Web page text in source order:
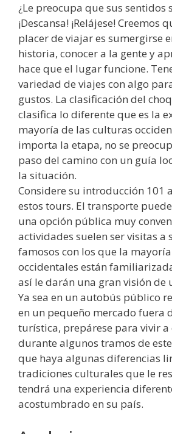
¿Le preocupa que sus sentidos
¡Descansa! ¡Relájese! Creemos
placer de viajar es sumergirse
historia, conocer a la gente y
hace que el lugar funcione.
variedad de viajes con algo
gustos. La clasificación del
clasifica lo diferente que es la
mayoría de las culturas
importa la etapa, no se
paso del camino con un guía
la situación.
Considere su introducción 101
estos tours. El transporte
una opción pública muy
actividades suelen ser visitas a
famosos con los que la
occidentales están
así le darán una gran visión de
Ya sea en un autobús público
en un pequeño mercado fuera
turística, prepárese para vivir a
durante algunos tramos de
que haya algunas diferencias
tradiciones culturales que le
tendrá una experiencia
acostumbrado en su país.